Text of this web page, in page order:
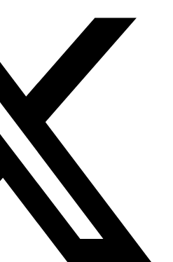
বিশ্বব্যাংক, ইসলামী
ও…